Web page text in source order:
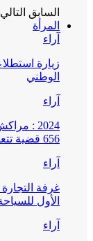
السابق التالي
المرأة
آراء
زيارة
الوطني
آراء
2024 :
656 قضية تتعلق بغسيل الأموال
آراء
غرفة
الأول
آراء